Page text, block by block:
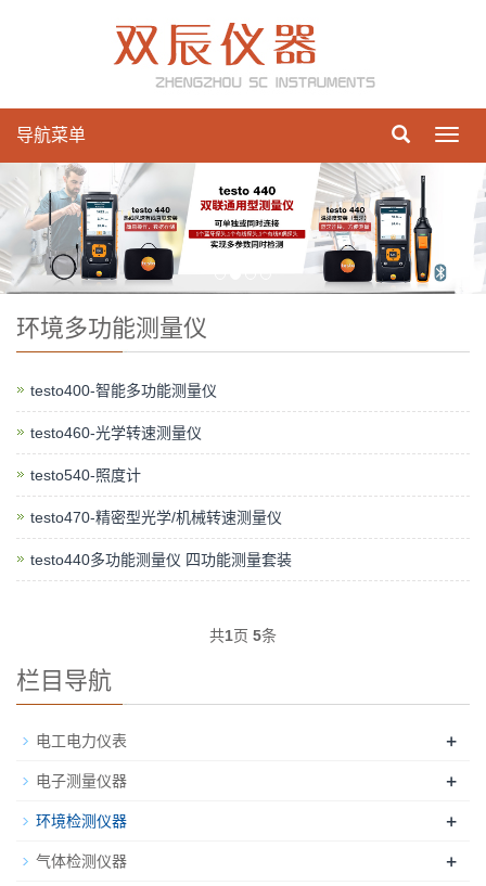
导航菜单
环境多功能测量仪
testo400-智能多功能测量仪
testo460-光学转速测量仪
testo540-照度计
testo470-精密型光学/机械转速测量仪
testo440多功能测量仪 四功能测量套装
共1页 5条
栏目导航
电工电力仪表 +
电子测量仪器 +
环境检测仪器 +
气体检测仪器 +